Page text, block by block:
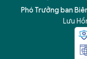
Phó Trưởng ban
Lưu
5 điểm nghẽn của